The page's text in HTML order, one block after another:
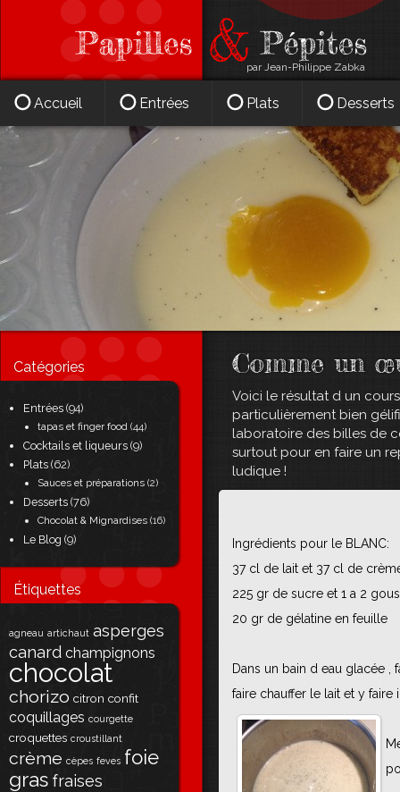
par Jean-Philippe Zabka
Catégories
Entrées (94)
tapas et finger food (44)
Cocktails et liqueurs (9)
Plats (62)
Sauces et préparations (2)
Desserts (76)
Chocolat & Mignardises (16)
Le Blog (9)
Étiquettes
agneau artichaut asperges
canard champignons
chocolat
chorizo citron confit
coquillages courgette
croquettes croustillant
crème cèpes feves foie
gras fraises
Comme un
Voici le résultat d un
particulièrement bien
laboratoire des billes de
surtout pour en faire un
ludique !
Ingrédients pour le BLANC:
37 cl de lait et 37 cl de
225 gr de sucre et 1 a 2
20 gr de gélatine en feuille
Dans un bain d eau glacée
faire chauffer le lait et y faire
Accueil Entrées Plats Desserts